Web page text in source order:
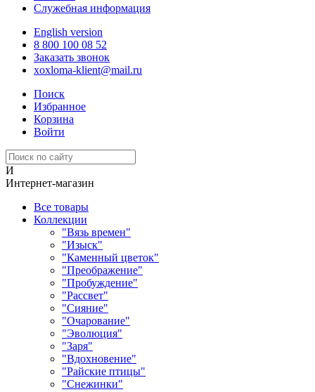
Служебная информация
English version
8 800 100 08 52
Заказать звонок
xoxloma-klient@mail.ru
Поиск
Избранное
Корзина
Войти
И
Интернет-магазин
Все товары
Коллекции
"Вязь времен"
"Изыск"
"Каменный цветок"
"Преображение"
"Пробуждение"
"Рассвет"
"Сияние"
"Очарование"
"Эволюция"
"Заря"
"Вдохновение"
"Райские птицы"
"Снежинки"